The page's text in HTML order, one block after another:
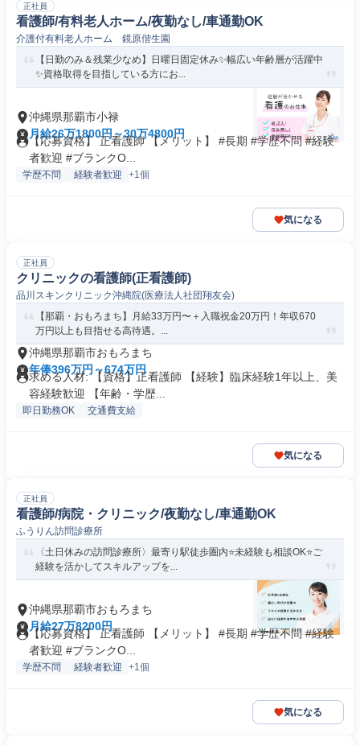
正社員
看護師/有料老人ホーム/夜勤なし/車通勤OK
介護付有料老人ホーム 鏡原偕生園
【日勤のみ＆残業少なめ】日曜日固定休み✨幅広い年齢層が活躍中
✨資格取得を目指している方にお...
沖縄県那覇市小禄
月給26万1800円～30万4800円
【応募資格】 正看護師 【メリット】 #長期 #学歴不問 #経験
者歓迎 #ブランクO...
学歴不問 経験者歓迎 +1個
気になる
正社員
クリニックの看護師(正看護師)
品川スキンクリニック沖縄院(医療法人社団翔友会)
【那覇・おもろまち】月給33万円〜＋入職祝金20万円！年収670
万円以上も目指せる高待遇。...
沖縄県那覇市おもろまち
年俸396万円～674万円
求める人材: 【資格】正看護師 【経験】臨床経験1年以上、美
容経験歓迎 【年齢・学歴...
即日勤務OK 交通費支給
気になる
正社員
看護師/病院・クリニック/夜勤なし/車通勤OK
ふうりん訪問診療所
〈土日休みの訪問診療所〉最寄り駅徒歩圏内⭐未経験も相談OK⭐ご
経験を活かしてスキルアップを...
沖縄県那覇市おもろまち
月給27万8200円
【応募資格】 正看護師 【メリット】 #長期 #学歴不問 #経験
者歓迎 #ブランクO...
学歴不問 経験者歓迎 +1個
気になる